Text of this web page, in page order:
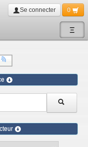
Ξ
Se connecter 0